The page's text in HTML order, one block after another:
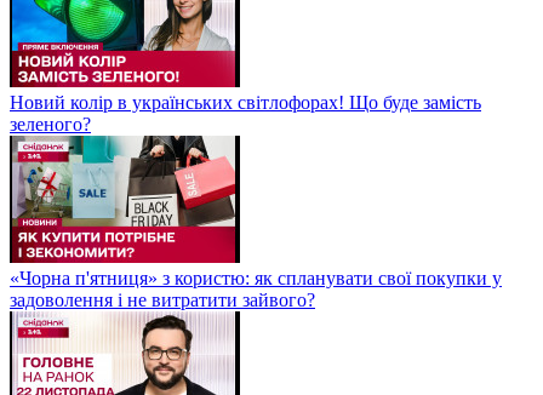
Новий колір в українських світлофорах! Що буде замість
зеленого?
«Чорна п'ятниця» з користю: як спланувати свої покупки у
задоволення і не витратити зайвого?